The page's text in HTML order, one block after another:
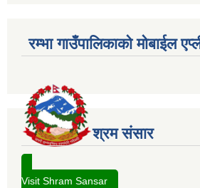
रम्भा गाउँपालिकाको मोबाईल
श्रम संसार
Visit Shram Sansar